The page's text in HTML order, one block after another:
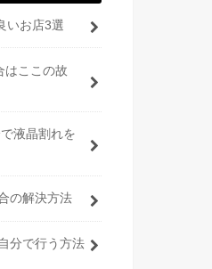
いお店3選
はここの故
液晶割れを
の解決方法
分で行う方法